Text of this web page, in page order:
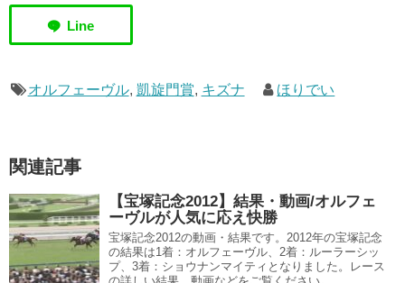
オルフェーヴル, 凱旋門賞, キズナ ほりでい
関連記事
【宝塚記念2012】結果・動画/オルフェ
ーヴルが人気に応え快勝
宝塚記念2012の動画・結果です。2012年の宝塚記念
の結果は1着：オルフェーヴル、2着：ルーラーシッ
プ、3着：ショウナンマイティとなりました。レース